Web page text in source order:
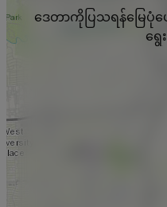
ဒေတာကိုပြသရန်မြေပုံ
ရွေ